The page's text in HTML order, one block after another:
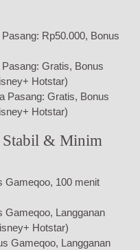
Rp50.000, Bonus
Pasang: Gratis, Bonus
Hotstar)
Pasang: Gratis, Bonus
Hotstar)
Stabil & Minim
Gameqoo, 100 menit
Gameqoo, Langganan
Hotstar)
Gameqoo, Langganan